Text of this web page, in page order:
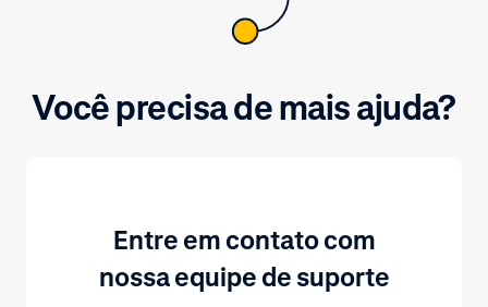
Você precisa de mais ajuda?
Entre em contato com
nossa equipe de suporte